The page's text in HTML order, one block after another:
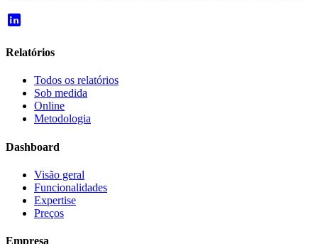
Relatórios
Todos os relatórios
Sob medida
Online
Metodologia
Dashboard
Visão geral
Funcionalidades
Expertise
Preços
Empresa